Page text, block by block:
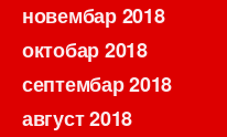
новембар 2018
октобар 2018
септембар 2018
август 2018